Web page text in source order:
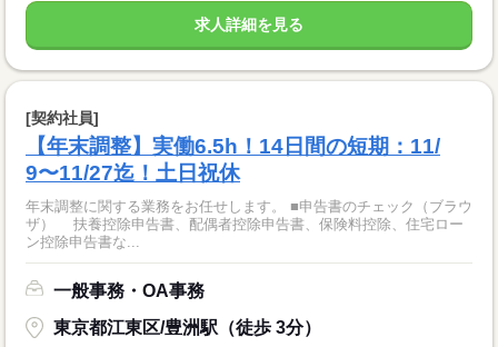
求人詳細を見る
[契約社員]
【年末調整】実働6.5h！14日間の短期：11/
9〜11/27迄！土日祝休
年末調整に関する業務をお任せします。 ■申告書のチェック（ブラウ
ザ） 扶養控除申告書、配偶者控除申告書、保険料控除、住宅ロー
ン控除申告書な...
一般事務・OA事務
東京都江東区/豊洲駅（徒歩 3分）